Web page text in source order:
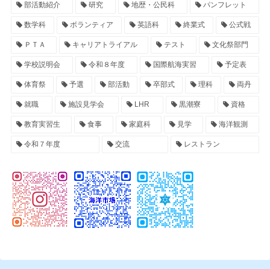
部活動紹介 研究 地歴・公民科 パンフレット
数学科 ボランティア 英語科 終業式 公式戦
ＰＴＡ キャリアトライアル テスト 文化祭部門
学校説明会 令和８年度 国際航海実習 予定表
体育祭 予選 部活動 卒部式 理科 両丹
就職 施設見学会 LHR 黒潮寮 資格
教育実習生 食事 家庭科 見学 海洋観測
令和７年度 交流 レストラン